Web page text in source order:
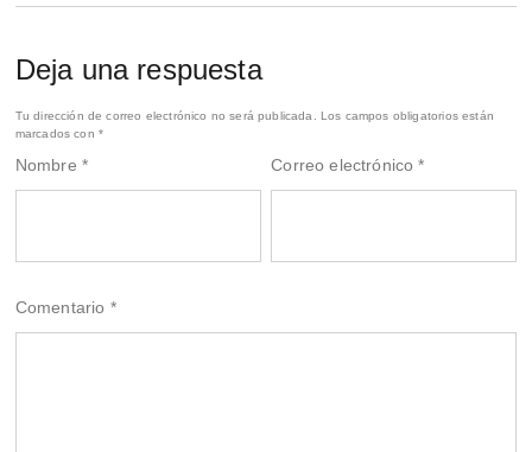
Deja una respuesta
Tu dirección de correo electrónico no será publicada.
Los campos obligatorios están
marcados con *
Nombre * Correo electrónico*
Comentario *